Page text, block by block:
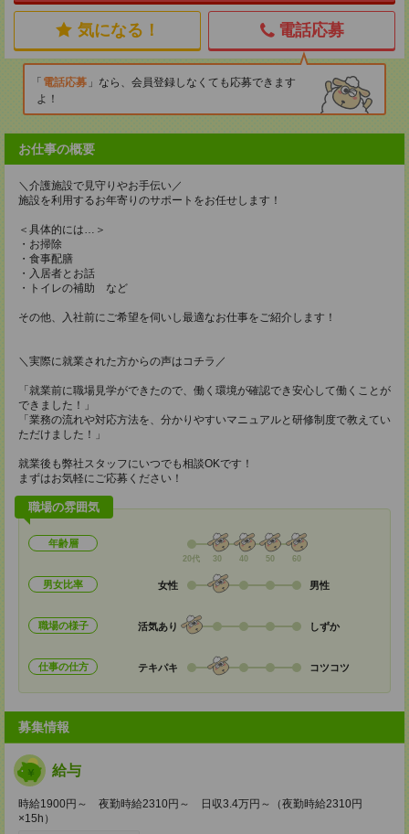
気になる！ 電話応募
電話応募
なら、会員登録しなくても応募できます
よ！
お仕事の概要
＼介護施設で見守りやお手伝い／
施設を利用するお年寄りのサポートをお任せします！
＜具体的には…＞
・お掃除
・食事配膳
・入居者とお話
・トイレの補助 など
その他、入社前にご希望を伺いし最適なお仕事をご紹介します！
＼実際に就業された方からの声はコチラ／
「就業前に職場見学ができたので、働く環境が確認でき安心して働くことが
できました！」
「業務の流れや対応方法を、分かりやすいマニュアルと研修制度で教えてい
ただけました！」
就業後も弊社スタッフにいつでも相談OKです！
まずはお気軽にご応募ください！
職場の雰囲気
年齢層
20代 30 40 50 60
男女比率 女性 男性
職場の様子 活気あり しずか
仕事の仕方 テキパキ コツコツ
募集情報
給与
時給1900円～ 夜勤時給2310円～ 日収3.4万円～（夜勤時給2310円
×15h）